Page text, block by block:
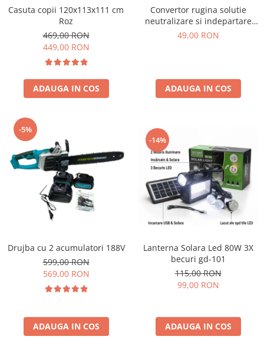
Casuta copii 120x113x111 cm
Roz
469,00 RON
449,00 RON
ADAUGA IN COS
Convertor rugina solutie
neutralizare si indepartare
rugina 750g
49,00 RON
ADAUGA IN COS
-5%
Drujba cu 2 acumulatori 188V
599,00 RON
569,00 RON
ADAUGA IN COS
-14%
Lanterna Solara Led 80W 3X
becuri gd-101
115,00 RON
99,00 RON
ADAUGA IN COS